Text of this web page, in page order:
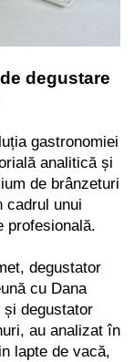
degustare
gastronomiei
analitică și
de brânzeturi
cadrul unui
profesională.
degustator
cu Dana
și degustator
au analizat în
lapte de vacă,